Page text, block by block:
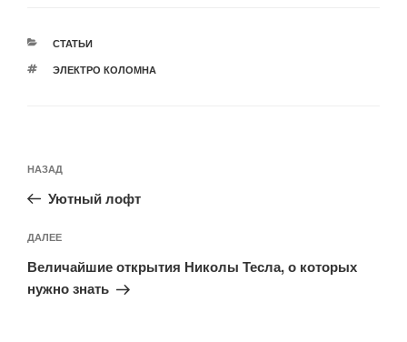
РУБРИКИ
СТАТЬИ
МЕТКИ
ЭЛЕКТРО КОЛОМНА
по
записям
Предыдущая
запись:
НАЗАД
Уютный лофт
Следующая
запись
ДАЛЕЕ
Величайшие открытия Николы Тесла, о которых
нужно знать